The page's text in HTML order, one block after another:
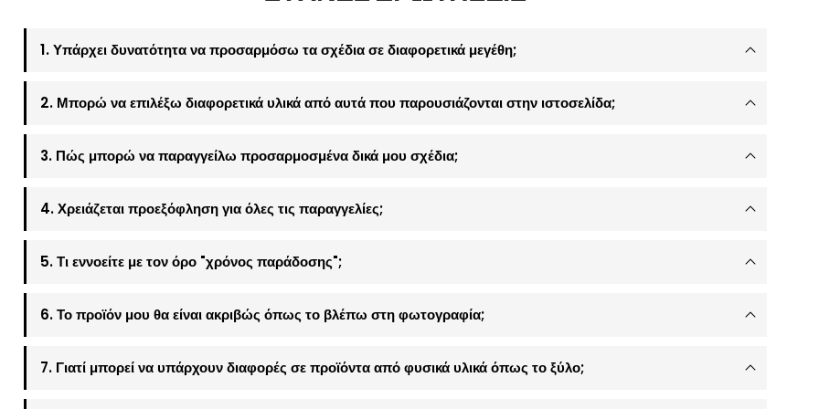
1. Υπάρχει δυνατότητα να προσαρμόσω τα σχέδια σε διαφορετικά μεγέθη;
2. Μπορώ να επιλέξω διαφορετικά υλικά από αυτά που παρουσιάζονται στην ιστοσελίδα;
3. Πώς μπορώ να παραγγείλω προσαρμοσμένα δικά μου σχέδια;
4. Χρειάζεται προεξόφληση για όλες τις παραγγελίες;
5. Τι εννοείτε με τον όρο "χρόνος παράδοσης";
6. Το προϊόν μου θα είναι ακριβώς όπως το βλέπω στη φωτογραφία;
7. Γιατί μπορεί να υπάρχουν διαφορές σε προϊόντα από φυσικά υλικά όπως το ξύλο;